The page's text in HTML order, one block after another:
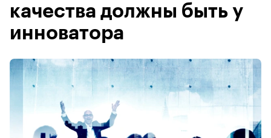
качества должны быть у
инноватора